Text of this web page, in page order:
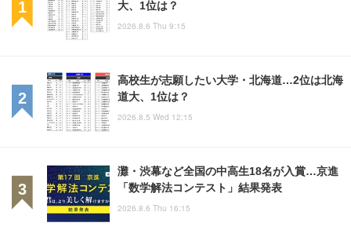
大、1位は？
2026.8.6 Thu 9:15
高校生が志願したい大学・北海道…2位は北海
道大、1位は？
2026.8.5 Wed 12:15
灘・渋幕など全国の中高生18名が入賞…京進
「数学解法コンテスト」結果発表
2026.8.6 Thu 16:15